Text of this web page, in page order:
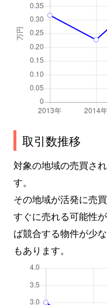
取引数推移
対象の地域の売買さ
す。
その地域が活発に売
すぐに売れる可能性
ば競合する物件が少
もあります。